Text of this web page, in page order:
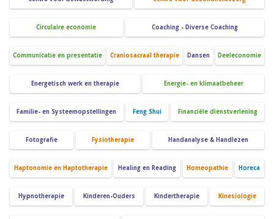
Circulaire economie Coaching - Diverse Coaching
Communicatie en presentatie Craniosacraal therapie Dansen Deeleconomie
Energetisch werk en therapie Energie- en klimaatbeheer
Familie- en Systeemopstellingen Feng Shui Financiële dienstverlening
Fotografie Fysiotherapie Handanalyse & Handlezen
Haptonomie en Haptotherapie Healing en Reading Homeopathie Horeca
Hypnotherapie Kinderen-Ouders Kindertherapie Kinesiologie